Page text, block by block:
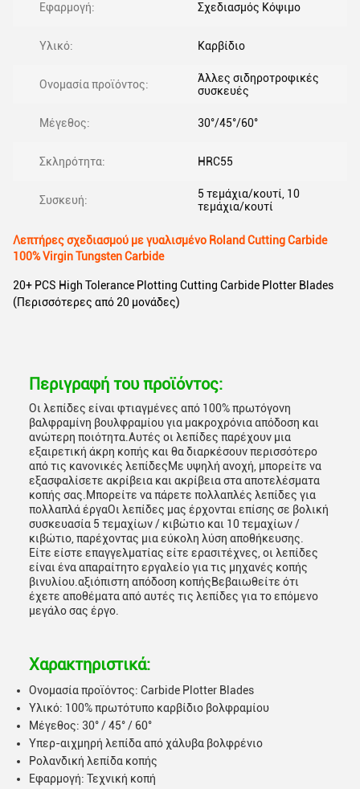
Εφαρμογή: Σχεδιασμός Κόψιμο
Υλικό: Καρβίδιο
Ονομασία προϊόντος:
Άλλες σιδηροτροφικές
συσκευές
Μέγεθος: 30°/45°/60°
Σκληρότητα: HRC55
Συσκευή:
5 τεμάχια/κουτί, 10
τεμάχια/κουτί
Λεπτήρες σχεδιασμού με γυαλισμένο Roland Cutting Carbide
100% Virgin Tungsten Carbide
20+ PCS High Tolerance Plotting Cutting Carbide Plotter Blades
(Περισσότερες από 20 μονάδες)
Περιγραφή του προϊόντος:
Οι λεπίδες είναι φτιαγμένες από 100% πρωτόγονη
βαλφραμίνη βουλφραμίου για μακροχρόνια απόδοση και
ανώτερη ποιότητα.Αυτές οι λεπίδες παρέχουν μια
εξαιρετική άκρη κοπής και θα διαρκέσουν περισσότερο
από τις κανονικές λεπίδεςΜε υψηλή ανοχή, μπορείτε να
εξασφαλίσετε ακρίβεια και ακρίβεια στα αποτελέσματα
κοπής σας.Μπορείτε να πάρετε πολλαπλές λεπίδες για
πολλαπλά έργαΟι λεπίδες μας έρχονται επίσης σε βολική
συσκευασία 5 τεμαχίων / κιβώτιο και 10 τεμαχίων /
κιβώτιο, παρέχοντας μια εύκολη λύση αποθήκευσης.
Είτε είστε επαγγελματίας είτε ερασιτέχνες, οι λεπίδες
είναι ένα απαραίτητο εργαλείο για τις μηχανές κοπής
βινυλίου.αξιόπιστη απόδοση κοπήςΒεβαιωθείτε ότι
έχετε αποθέματα από αυτές τις λεπίδες για το επόμενο
μεγάλο σας έργο.
Χαρακτηριστικά:
Ονομασία προϊόντος: Carbide Plotter Blades
Υλικό: 100% πρωτότυπο καρβίδιο βολφραμίου
Μέγεθος: 30° / 45° / 60°
Υπερ-αιχμηρή λεπίδα από χάλυβα βολφρένιο
Ρολανδική λεπίδα κοπής
Εφαρμογή: Τεχνική κοπή